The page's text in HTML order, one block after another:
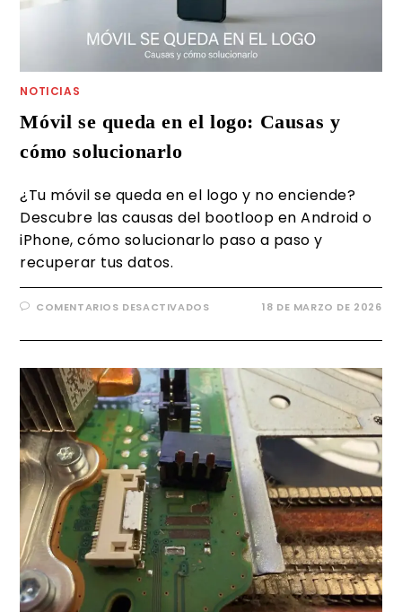
NOTICIAS
Móvil se queda en el logo: Causas y
cómo solucionarlo
¿Tu móvil se queda en el logo y no enciende?
Descubre las causas del bootloop en Android o
iPhone, cómo solucionarlo paso a paso y
recuperar tus datos.
COMENTARIOS DESACTIVADOS 18 DE MARZO DE 2026